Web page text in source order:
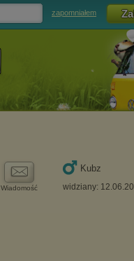
zapomniałem
Wiadomość
Kubz
widziany: